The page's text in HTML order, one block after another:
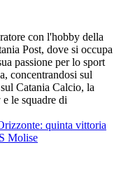
con l'hobby della
Post, dove si occupa
passione per lo sport
concentrandosi sul
Catania Calcio, la
le squadre di
quinta vittoria
Molise